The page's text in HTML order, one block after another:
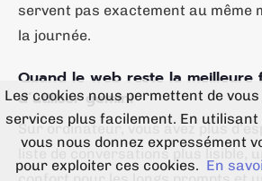
servent pas exactement au même
la journée.
Quand le web reste la meilleure
d’utiliser gemini
Sur ordinateur, vous avez plus
liste de conversations plus lisible,
Les cookies nous permettent de
services plus facilement. En utilisant
vous nous donnez expressément
pour exploiter ces cookies. En